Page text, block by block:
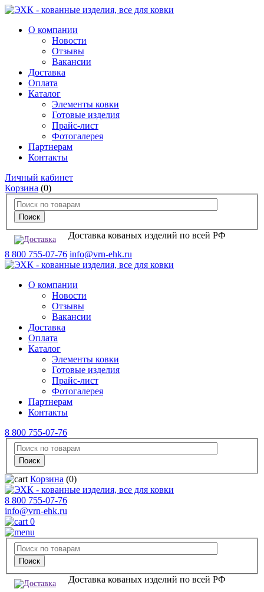
О компании
Новости
Отзывы
Вакансии
Доставка
Оплата
Каталог
Элементы ковки
Готовые изделия
Прайс-лист
Фотогалерея
Партнерам
Контакты
Личный кабинет
Корзина (0)
Доставка кованых изделий по всей РФ
8 800 755-07-76 info@vrn-ehk.ru
О компании
Новости
Отзывы
Вакансии
Доставка
Оплата
Каталог
Элементы ковки
Готовые изделия
Прайс-лист
Фотогалерея
Партнерам
Контакты
8 800 755-07-76
Корзина (0)
8 800 755-07-76
info@vrn-ehk.ru
0
Доставка кованых изделий по всей РФ